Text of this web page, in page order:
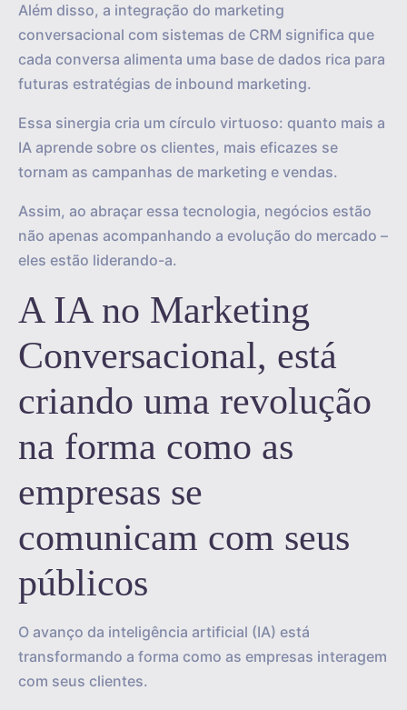
Além disso, a integração do marketing
conversacional com sistemas de CRM significa que
cada conversa alimenta uma base de dados rica para
futuras estratégias de inbound marketing.
Essa sinergia cria um círculo virtuoso: quanto mais a
IA aprende sobre os clientes, mais eficazes se
tornam as campanhas de marketing e vendas.
Assim, ao abraçar essa tecnologia, negócios estão
não apenas acompanhando a evolução do mercado –
eles estão liderando-a.
A IA no Marketing
Conversacional, está
criando uma revolução
na forma como as
empresas se
comunicam com seus
públicos
O avanço da inteligência artificial (IA) está
transformando a forma como as empresas interagem
com seus clientes.